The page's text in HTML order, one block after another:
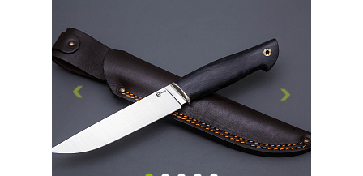
Общая длина, мм
Длина клинка, мм
Ширина клинка, мм
Толщина обуха, мм
Ширина рукояти, мм
27
Длина рукояти, мм
Толщина рукояти, мм
26
Твердость клинка, HRC
62 - 64 HRC